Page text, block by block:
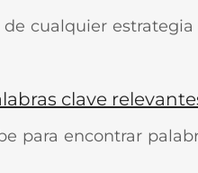
cualquier
clave
para encontrar